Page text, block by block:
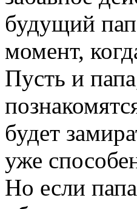
будущий
момент,
Пусть и
будет
уже
Но если